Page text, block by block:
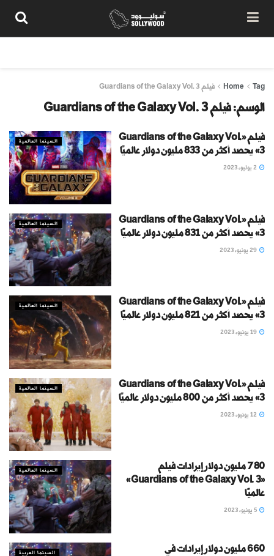
Home Tag فيلم Guardians of the Galaxy Vol. 3
الوسم:فيلم Guardians of the Galaxy Vol. 3
السينما العالمية
فيلم «Guardians of the Galaxy Vol.
3» يحصد أكثر من 833 مليون دولار عالميًا
السينما العالمية
فيلم «Guardians of the Galaxy Vol.
3» يحصد أكثر من 831 مليون دولار عالميًا
السينما العالمية
فيلم «Guardians of the Galaxy Vol.
3» يحصد أكثر من 821 مليون دولار عالميًا
السينما العالمية
فيلم «Guardians of the Galaxy Vol.
3» يحصد أكثر من 800 مليون دولار عالميًا
السينما العالمية
780 مليون دولار إيرادات فيلم
«Guardians of the Galaxy Vol. 3»
عالميًا
السينما العربية
660 مليون دولار إيرادات في